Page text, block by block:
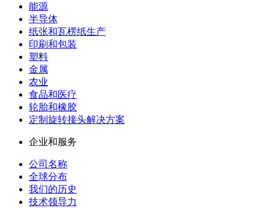
能源
半导体
纸张和瓦楞纸生产
印刷和包装
塑料
金属
农业
食品和医疗
轮胎和橡胶
定制旋转接头解决方案
企业和服务
公司名称
全球分布
我们的历史
技术领导力